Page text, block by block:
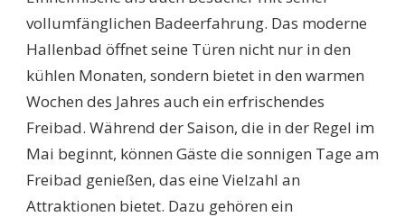
vollumfänglichen Badeerfahrung. Das moderne
Hallenbad öffnet seine Türen nicht nur in den
kühlen Monaten, sondern bietet in den warmen
Wochen des Jahres auch ein erfrischendes
Freibad. Während der Saison, die in der Regel im
Mai beginnt, können Gäste die sonnigen Tage am
Freibad genießen, das eine Vielzahl an
Attraktionen bietet. Dazu gehören ein